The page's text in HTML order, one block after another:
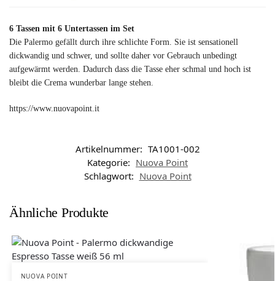
6 Tassen mit 6 Untertassen im Set
Die Palermo gefällt durch ihre schlichte Form. Sie ist sensationell
dickwandig und schwer, und sollte daher vor Gebrauch unbedingt
aufgewärmt werden. Dadurch dass die Tasse eher schmal und hoch ist
bleibt die Crema wunderbar lange stehen.
https://www.nuovapoint.it
Artikelnummer: TA1001-002
Kategorie: Nuova Point
Schlagwort: Nuova Point
Ähnliche Produkte
NUOVA POINT